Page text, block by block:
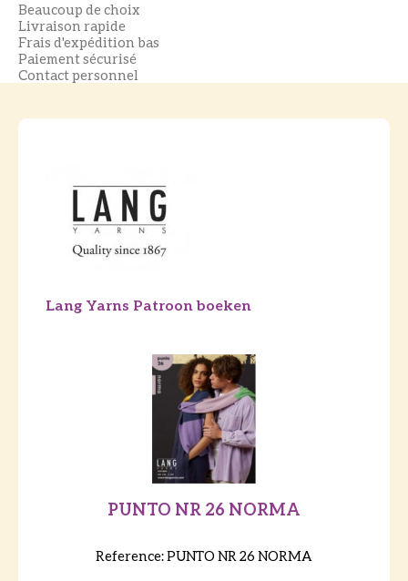
Beaucoup de choix
Livraison rapide
Frais d'expédition bas
Paiement sécurisé
Contact personnel
Lang Yarns Patroon boeken
PUNTO NR 26 NORMA
Reference:PUNTO NR 26 NORMA